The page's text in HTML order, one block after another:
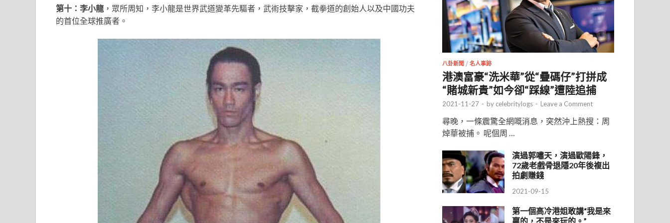
第十：李小龍 ，眾所周知，李小龍是世界武道變革先驅者，武術技擊家，截拳道的創始人以及中國功夫
的首位全球推廣者。
八卦新聞 /名人事跡
港澳富豪“洗米華”從“疊碼仔”打拼成
“賭城新貴”如今卻“踩線”遭陸追捕
2021-11-27 - by celebritylogs - Leave a Comment
尋晚，一條震驚全網嘅消息，突然沖上熱搜：周
焯華被捕。 呢個周 …
演過郭嘯天，演過歐陽鋒，
72歲老戲骨退隱20年後複出
拍劇賺錢
2021-09-15
第一個高冷港姐敢講“我是來
贏的，不是來玩的。”